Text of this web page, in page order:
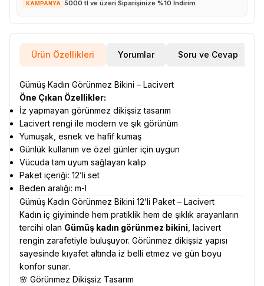
KAMPANYA 5000 tl ve üzeri Siparişinize %10 İndirim
Ürün Özellikleri Yorumlar Soru ve Cevap
Gümüş Kadın Görünmez Bikini – Lacivert
Öne Çıkan Özellikler:
İz yapmayan görünmez dikişsiz tasarım
Lacivert rengi ile modern ve şık görünüm
Yumuşak, esnek ve hafif kumaş
Günlük kullanım ve özel günler için uygun
Vücuda tam uyum sağlayan kalıp
Paket içeriği: 12’li set
Beden aralığı: m-l
Gümüş Kadın Görünmez Bikini 12’li Paket – Lacivert
Kadın iç giyiminde hem pratiklik hem de şıklık arayanların
tercihi olan Gümüş kadın görünmez bikini , lacivert
rengin zarafetiyle buluşuyor. Görünmez dikişsiz yapısı
sayesinde kıyafet altında iz belli etmez ve gün boyu
konfor sunar.
🌸 Görünmez Dikişsiz Tasarım